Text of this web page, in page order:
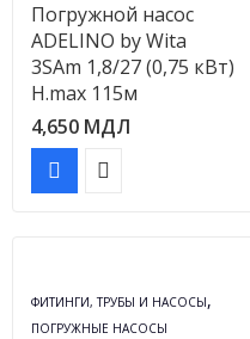
Погружной насос
ADELINO by Wita
3SAm 1,8/27 (0,75 кВт)
H.max 115м
4,650 МДЛ
ФИТИНГИ, ТРУБЫ И НАСОСЫ,
ПОГРУЖНЫЕ НАСОСЫ